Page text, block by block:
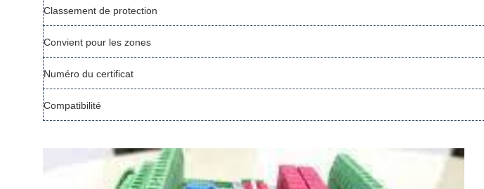
Classement de protection
Convient pour les zones
Numéro du certificat
Compatibilité